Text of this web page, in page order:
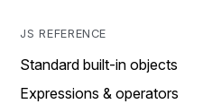
JS REFERENCE
Standard built-in objects
Expressions & operators